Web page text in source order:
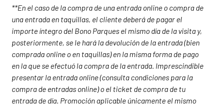
**En el caso de la compra de una entrada online o compra de
una entrada en taquillas, el cliente deberá de pagar el
importe íntegro del Bono Parques el mismo día de la visita y,
posteriormente, se le hará la devolución de la entrada (bien
comprada online o en taquillas) en la misma forma de pago
en la que se efectuó la compra de la entrada. Imprescindible
presentar la entrada online (consulta condiciones para la
compra de entradas online) o el ticket de compra de tu
entrada de día. Promoción aplicable únicamente el mismo